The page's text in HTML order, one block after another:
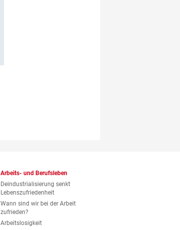
Arbeits- und Berufsleben
Deindustrialisierung senkt
Lebenszufriedenheit
Wann sind wir bei der Arbeit
zufrieden?
Arbeitslosigkeit